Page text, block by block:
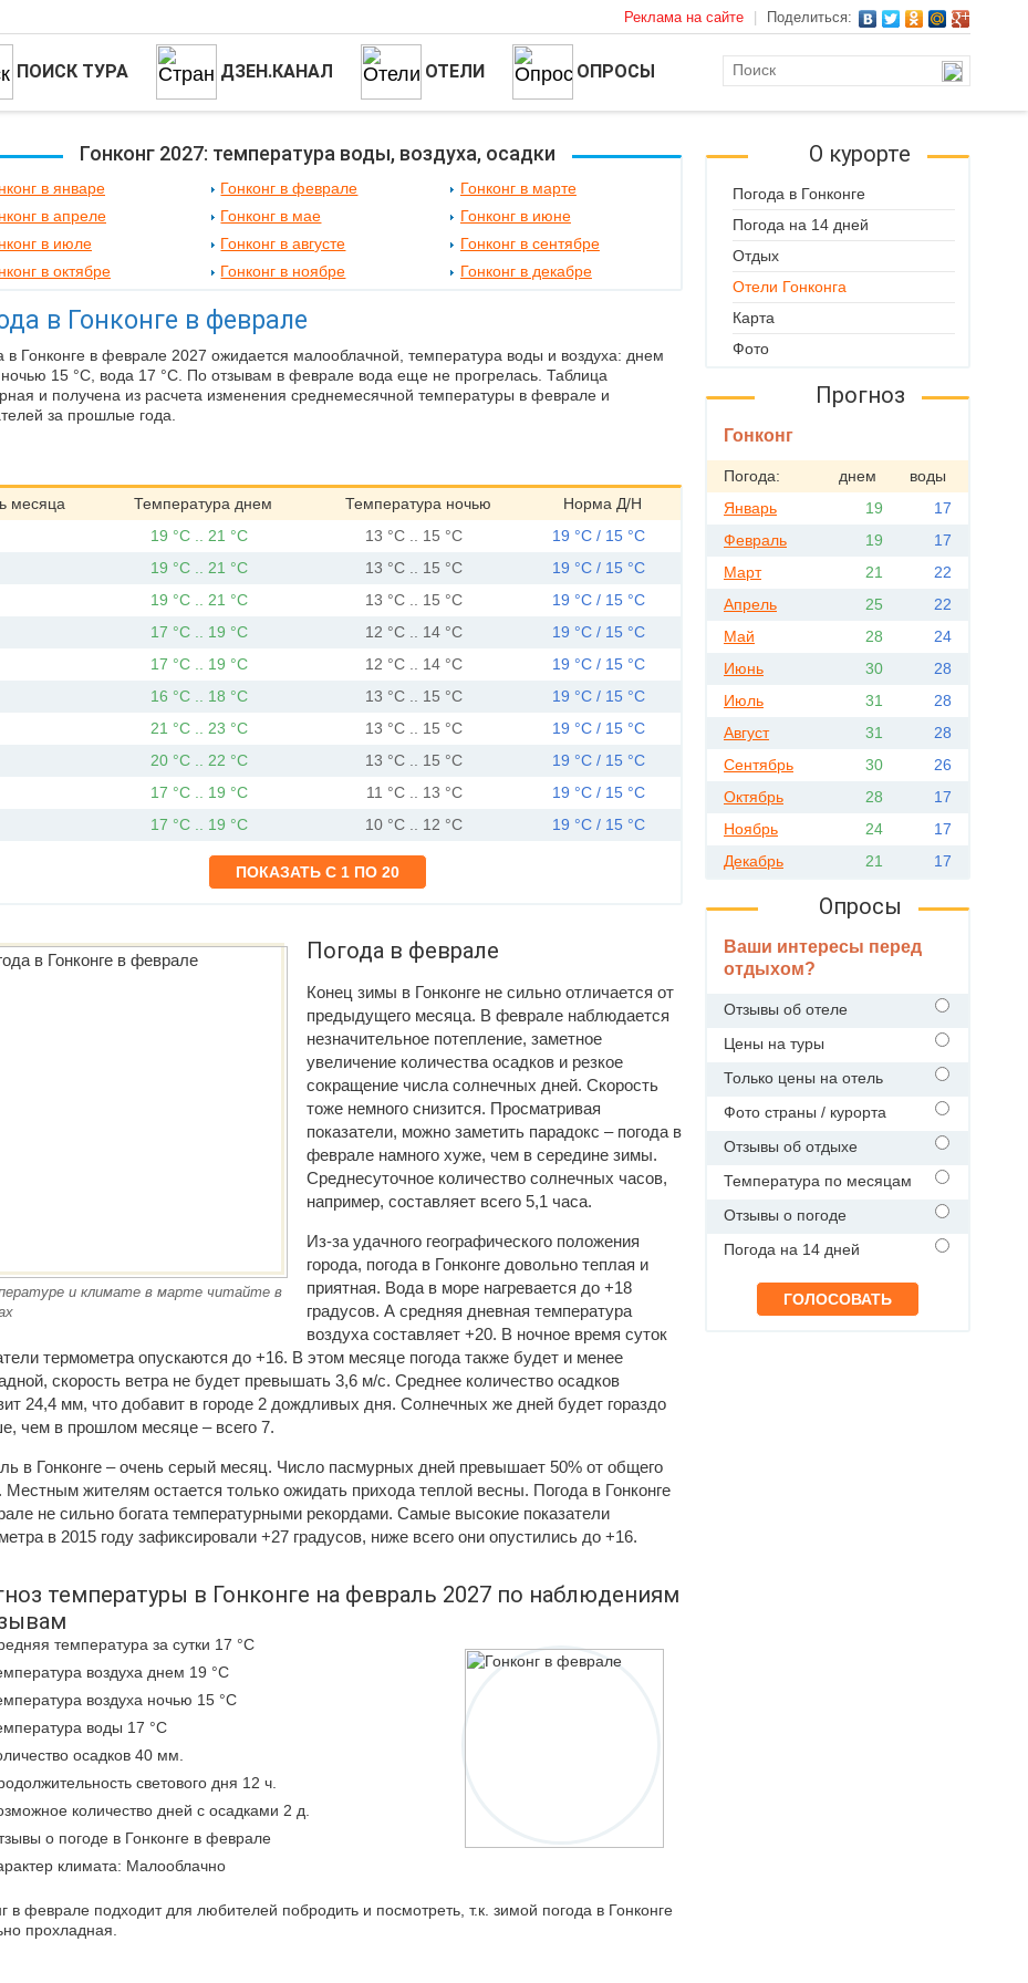
Реклама на сайте Поделиться:
ПОИСК ТУРА ДЗЕН.КАНАЛ ОТЕЛИ ОПРОСЫ
Гонконг 2027: температура воды, воздуха, осадки
в январе Гонконг в феврале
Гонконг в марте
в апреле
Гонконг в мае
Гонконг в июне
в июле
Гонконг в августе
Гонконг в сентябре
в октябре
Гонконг в ноябре Гонконг в декабре
в Гонконге в феврале
в Гонконге в феврале 2027 ожидается малооблачной, температура воды и воздуха: днем
ночью 15 °C, вода 17 °C. По отзывам в феврале вода еще не прогрелась. Таблица
и получена из расчета изменения среднемесячной температуры в феврале и
за прошлые года.
месяца Температура днем Температура ночью
Норма Д/Н
19 °C .. 21 °C 13 °C .. 15 °C
19 °C / 15 °C
19 °C .. 21 °C 13 °C .. 15 °C
19 °C / 15 °C
19 °C .. 21 °C 13 °C .. 15 °C
19 °C / 15 °C
17 °C .. 19 °C 12 °C .. 14 °C
19 °C / 15 °C
17 °C .. 19 °C 12 °C .. 14 °C
19 °C / 15 °C
16 °C .. 18 °C 13 °C .. 15 °C
19 °C / 15 °C
21 °C .. 23 °C 13 °C .. 15 °C
19 °C / 15 °C
20 °C .. 22 °C 13 °C .. 15 °C
19 °C / 15 °C
17 °C .. 19 °C 11 °C .. 13 °C
19 °C / 15 °C
17 °C .. 19 °C 10 °C .. 12 °C 19 °C / 15 °C
и климате в марте читайте в
Погода в феврале
Конец зимы в Гонконге не сильно отличается от
предыдущего месяца. В феврале наблюдается
незначительное потепление, заметное
увеличение количества осадков и резкое
сокращение числа солнечных дней. Скорость
тоже немного снизится. Просматривая
показатели, можно заметить парадокс – погода в
феврале намного хуже, чем в середине зимы.
Среднесуточное количество солнечных часов,
например, составляет всего 5,1 часа.
Из-за удачного географического положения
города, погода в Гонконге довольно теплая и
приятная. Вода в море нагревается до +18
градусов. А средняя дневная температура
воздуха составляет +20. В ночное время суток
термометра опускаются до +16. В этом месяце погода также будет и менее
скорость ветра не будет превышать 3,6 м/с. Среднее количество осадков
24,4 мм, что добавит в городе 2 дождливых дня. Солнечных же дней будет гораздо
чем в прошлом месяце – всего 7.
в Гонконге – очень серый месяц. Число пасмурных дней превышает 50% от общего
Местным жителям остается только ожидать прихода теплой весны. Погода в Гонконге
не сильно богата температурными рекордами. Самые высокие показатели
в 2015 году зафиксировали +27 градусов, ниже всего они опустились до +16.
температуры в Гонконге на февраль 2027 по наблюдениям
температура за сутки 17 °C
воздуха днем 19 °C
воздуха ночью 15 °C
воды 17 °C
осадков 40 мм.
светового дня 12 ч.
количество дней с осадками 2 д.
о погоде в Гонконге в феврале
климата: Малооблачно
в феврале подходит для любителей побродить и посмотреть, т.к. зимой погода в Гонконге
прохладная.
О курорте
Погода в Гонконге
Погода на 14 дней
Отдых
Отели Гонконга
Карта
Фото
Прогноз
Гонконг
Погода: днем
воды
Январь
19
17
Февраль
19
17
Март
21
22
Апрель
25
22
Май
28
24
Июнь
30
28
Июль
31
28
Август
31
28
Сентябрь
30
26
Октябрь
28
17
Ноябрь
24
17
Декабрь
21 17
Опросы
Ваши интересы перед
отдыхом?
Отзывы об отеле
Цены на туры
Только цены на отель
Фото страны / курорта
Отзывы об отдыхе
Температура по месяцам
Отзывы о погоде
Погода на 14 дней